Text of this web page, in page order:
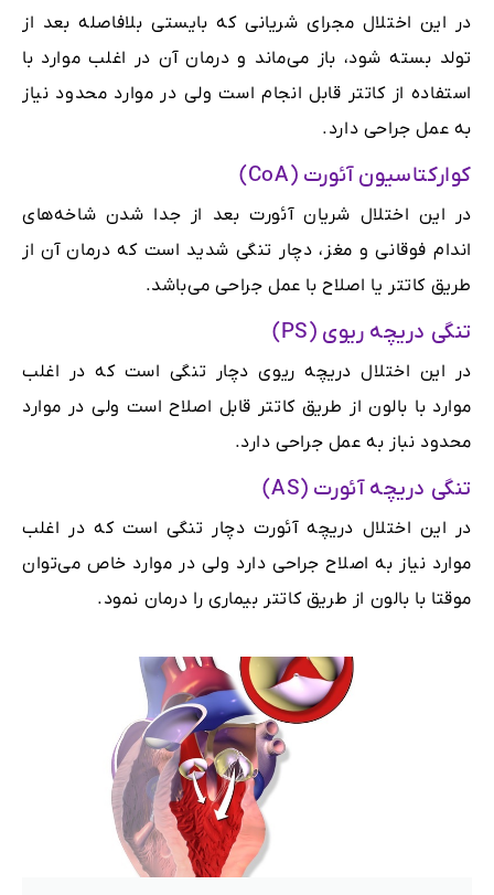
در این اختلال مجرای شریانی که بایستی بلافاصله بعد از
تولد بسته شود، باز می‌ماند و درمان آن در اغلب موارد با
استفاده از کاتتر قابل انجام است ولی در موارد محدود نیاز
به عمل جراحی دارد.
کوارکتاسیون آئورت (CoA)
در این اختلال شریان آئورت بعد از جدا شدن شاخه‌های
اندام فوقانی و مغز، دچار تنگی شدید است که درمان آن از
طریق کاتتر یا اصلاح با عمل جراحی می‌باشد.
تنگی دریچه ریوی (PS)
در این اختلال دریچه ریوی دچار تنگی است که در اغلب
موارد با بالون از طریق کاتتر قابل اصلاح است ولی در موارد
محدود نباز به عمل جراحی دارد.
تنگی دریچه آئورت (AS)
در این اختلال دریچه آئورت دچار تنگی است که در اغلب
موارد نیاز به اصلاح جراحی دارد ولی در موارد خاص می‌توان
موقتا با بالون از طریق کاتتر بیماری را درمان نمود.